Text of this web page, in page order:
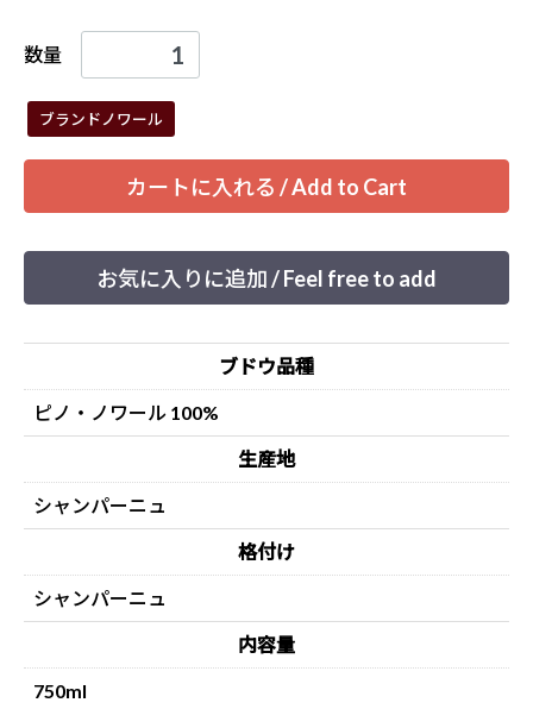
数量
ブランドノワール
カートに入れる / Add to Cart
お気に入りに追加 / Feel free to add
ブドウ品種
ピノ・ノワール 100%
生産地
シャンパーニュ
格付け
シャンパーニュ
内容量
750ml